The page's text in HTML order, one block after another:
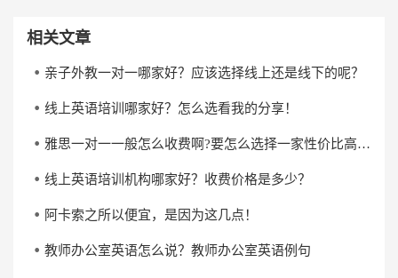
相关文章
亲子外教一对一哪家好？应该选择线上还是线下的呢？
线上英语培训哪家好？怎么选看我的分享！
雅思一对一一般怎么收费啊?要怎么选择一家性价比高的雅思一对一培训机构?
线上英语培训机构哪家好？收费价格是多少？
阿卡索之所以便宜，是因为这几点！
教师办公室英语怎么说？教师办公室英语例句